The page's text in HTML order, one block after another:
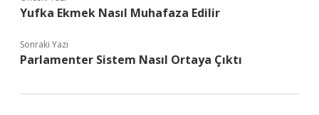
Yufka Ekmek Nasıl Muhafaza Edilir
Sonraki Yazı
Parlamenter Sistem Nasıl Ortaya Çıktı